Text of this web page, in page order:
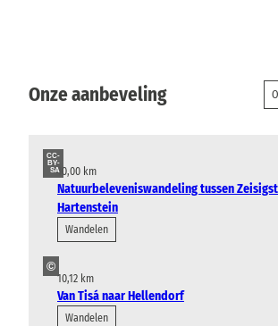
Onze aanbeveling
CC-
BY-
SA10,00 km
Natuurbeleveniswandeling tussen
Hartenstein
Wandelen
©
10,12 km
Van Tisá naar Hellendorf
Wandelen